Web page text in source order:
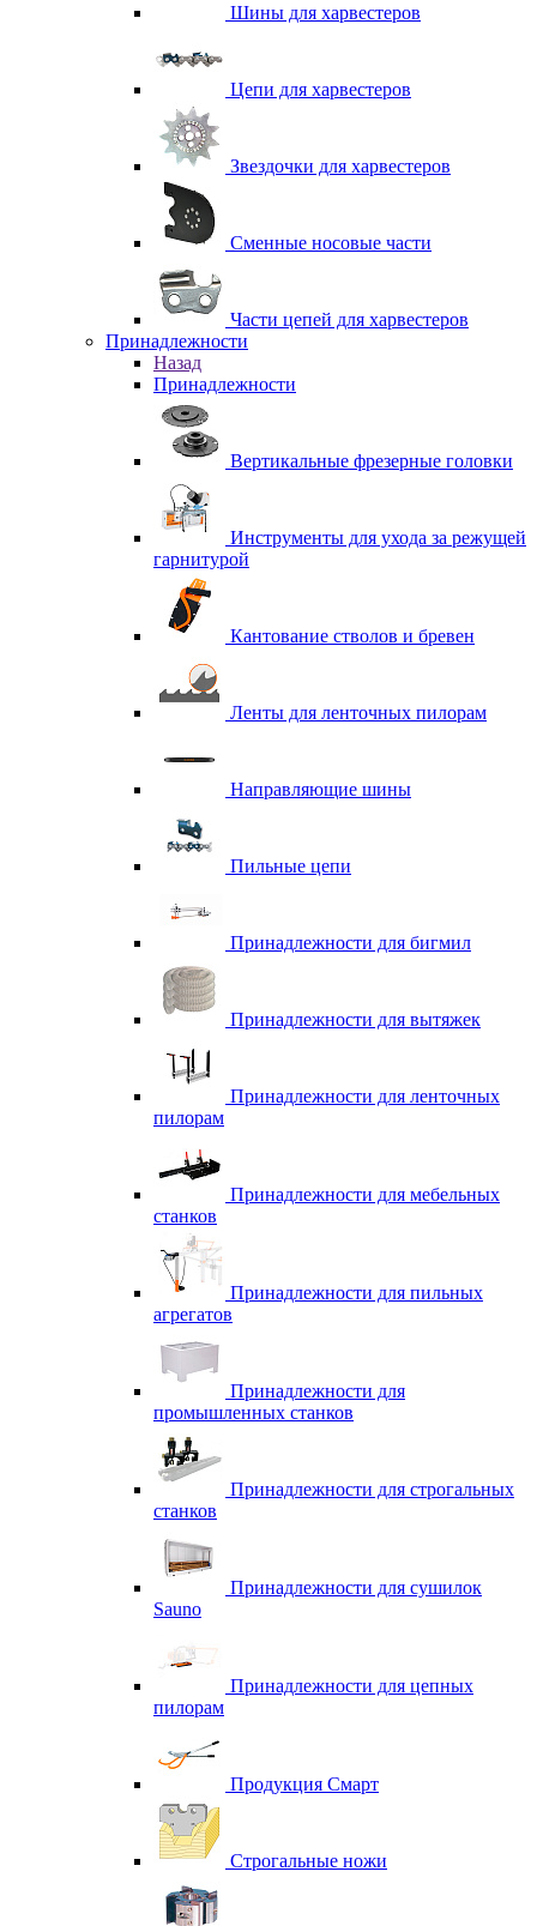
Шины для харвестеров
Цепи для харвестеров
Звездочки для харвестеров
Сменные носовые части
Части цепей для харвестеров
Принадлежности
Назад
Принадлежности
Вертикальные фрезерные головки
Инструменты для ухода за режущей
гарнитурой
Кантование стволов и бревен
Ленты для ленточных пилорам
Направляющие шины
Пильные цепи
Принадлежности для бигмил
Принадлежности для вытяжек
Принадлежности для ленточных
пилорам
Принадлежности для мебельных
станков
Принадлежности для пильных
агрегатов
Принадлежности для
промышленных станков
Принадлежности для строгальных
станков
Принадлежности для сушилок
Sauno
Принадлежности для цепных
пилорам
Продукция Смарт
Строгальные ножи